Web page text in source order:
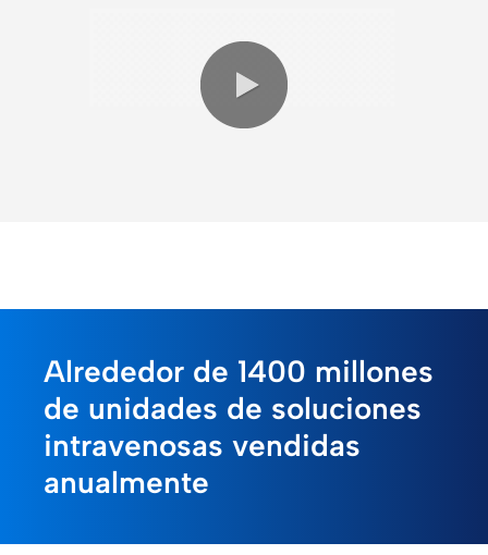
Alrededor de 1400 millones
de unidades de soluciones
intravenosas vendidas
anualmente